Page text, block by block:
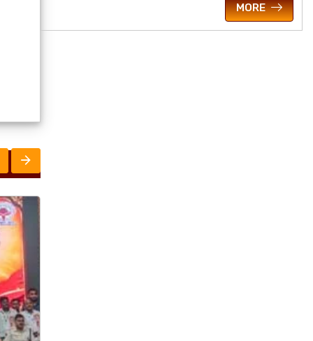
MORE